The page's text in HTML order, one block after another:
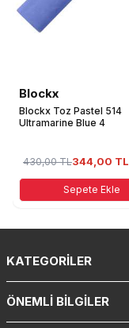
Blockx
Blockx Toz Pastel 514
Ultramarine Blue 4
344,00 TL
430,00TL
Sepete Ekle
KATEGORILER
ÖNEMLI BILGILER